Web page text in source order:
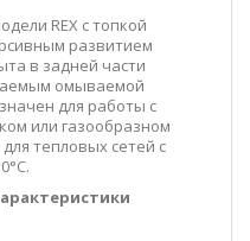
REX с топкой
развитием
в задней части
омываемой
для работы с
или газообразном
тепловых сетей с